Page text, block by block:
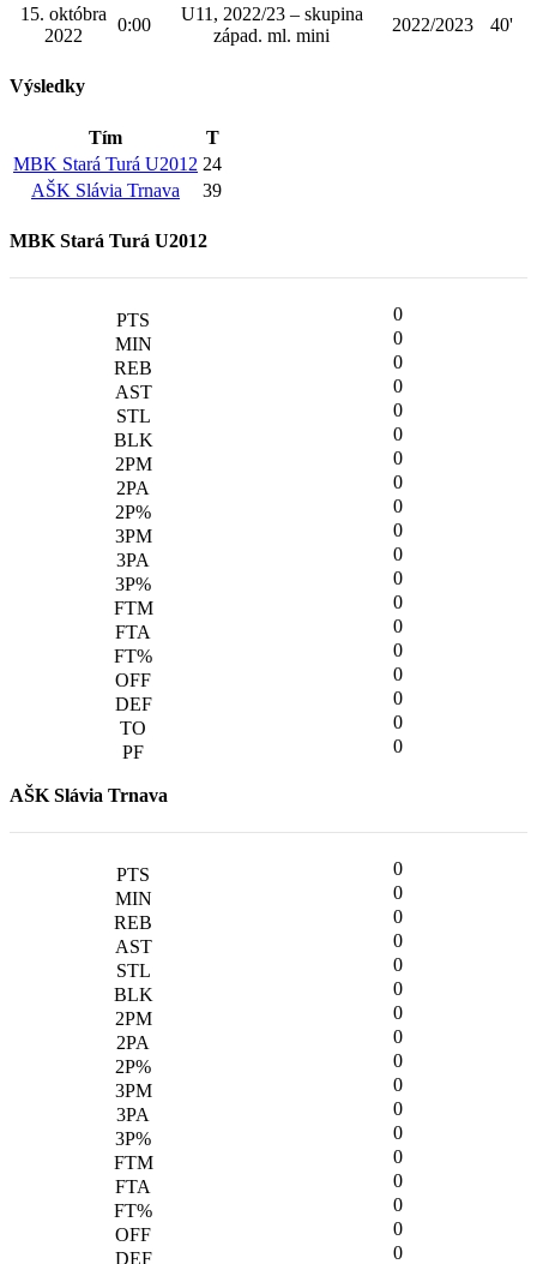
15. októbra
2022
0:00
U11, 2022/23 – skupina
západ. ml. mini
2022/2023 40'
Výsledky
Tím
T
MBK Stará Turá U2012 24
AŠK Slávia Trnava
39
MBK Stará Turá U2012
0
0
0
0
0
0
0
0
0
0
0
0
0
0
0
0
0
0
0
AŠK Slávia Trnava
0
0
0
0
0
0
0
0
0
0
0
0
0
0
0
0
0